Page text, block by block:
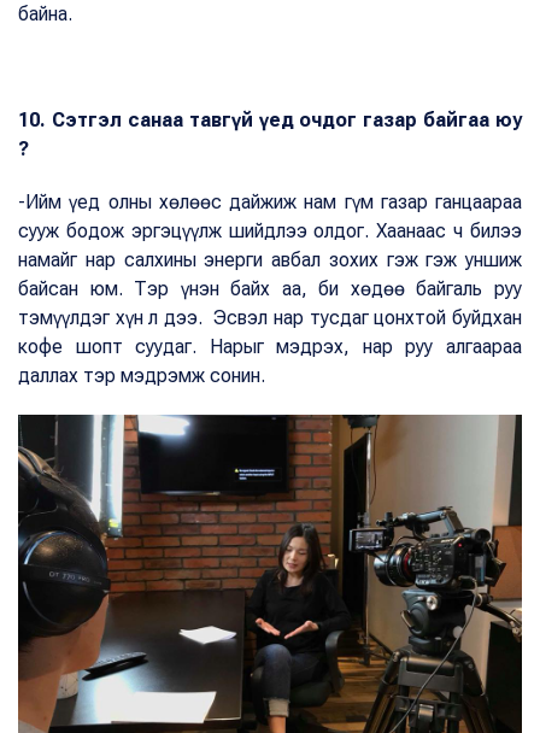
байна.
10. Сэтгэл санаа тавгүй үед очдог газар байгаа юу
?
-Ийм үед олны хөлөөс дайжиж нам гүм газар ганцаараа
сууж бодож эргэцүүлж шийдлээ олдог. Хаанаас ч билээ
намайг нар салхины энерги авбал зохих гэж гэж уншиж
байсан юм. Тэр үнэн байх аа, би хөдөө байгаль руу
тэмүүлдэг хүн л дээ. Эсвэл нар тусдаг цонхтой буйдхан
кофе шопт суудаг. Нарыг мэдрэх, нар руу алгаараа
даллах тэр мэдрэмж сонин.